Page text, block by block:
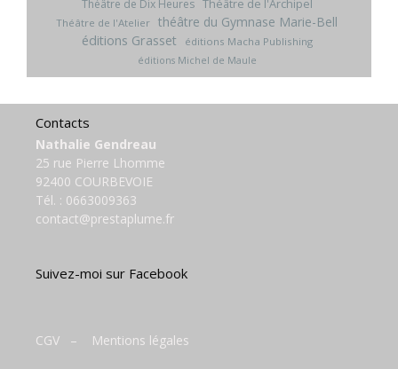
Théâtre de Dix Heures Théâtre de l'Archipel
Théâtre de l'Atelier théâtre du Gymnase Marie-Bell
éditions Grasset
éditions Macha Publishing
éditions Michel de Maule
Contacts
Nathalie Gendreau
25 rue Pierre Lhomme
92400 COURBEVOIE
Tél. : 0663009363
contact@prestaplume.fr
Suivez-moi sur Facebook
CGV – Mentions légales